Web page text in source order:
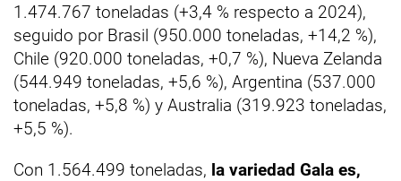
1.474.767 toneladas (+3,4 % respecto a 2024),
seguido por Brasil (950.000 toneladas, +14,2 %),
Chile (920.000 toneladas, +0,7 %), Nueva Zelanda
(544.949 toneladas, +5,6 %), Argentina (537.000
toneladas, +5,8 %) y Australia (319.923 toneladas,
+5,5 %).
Con 1.564.499 toneladas, la variedad Gala es,